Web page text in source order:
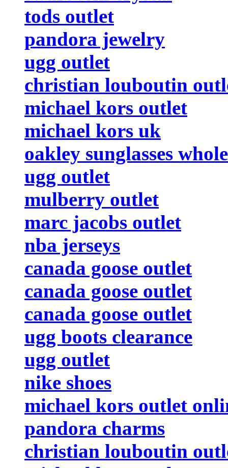
tods outlet
pandora jewelry
ugg outlet
christian louboutin
michael kors outlet
michael kors uk
oakley sunglasses
ugg outlet
mulberry outlet
marc jacobs outlet
nba jerseys
canada goose outlet
canada goose outlet
canada goose outlet
ugg boots clearance
ugg outlet
nike shoes
michael kors outlet
pandora charms
christian louboutin